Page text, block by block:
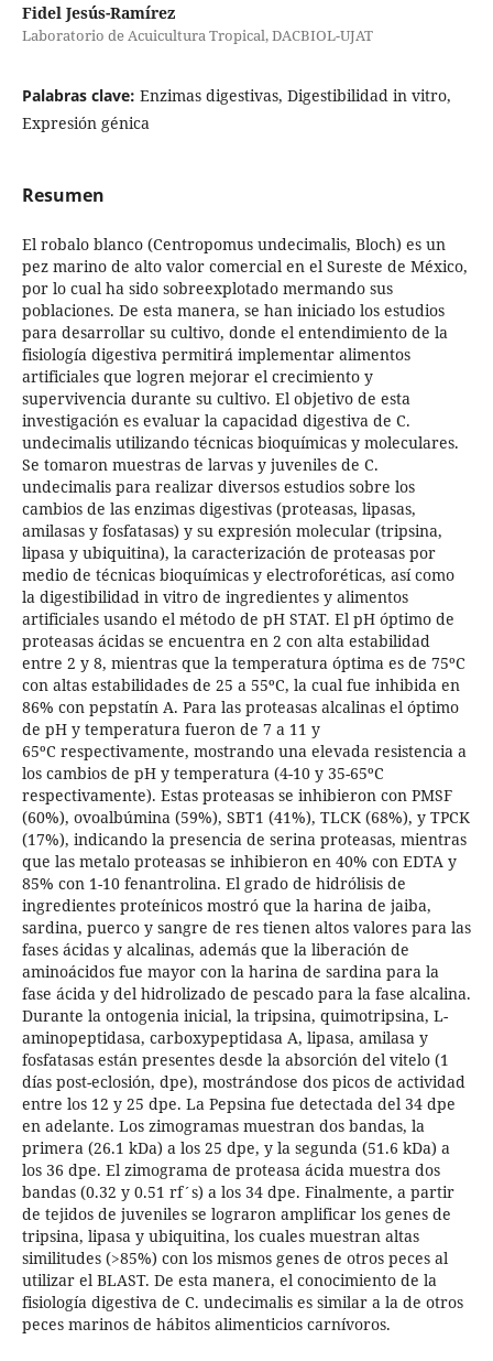
Fidel Jesús-Ramírez
Laboratorio de Acuicultura Tropical, DACBIOL-UJAT
Palabras clave: Enzimas digestivas, Digestibilidad in vitro,
Expresión génica
Resumen
El robalo blanco (Centropomus undecimalis, Bloch) es un
pez marino de alto valor comercial en el Sureste de México,
por lo cual ha sido sobreexplotado mermando sus
poblaciones. De esta manera, se han iniciado los estudios
para desarrollar su cultivo, donde el entendimiento de la
fisiología digestiva permitirá implementar alimentos
artificiales que logren mejorar el crecimiento y
supervivencia durante su cultivo. El objetivo de esta
investigación es evaluar la capacidad digestiva de C.
undecimalis utilizando técnicas bioquímicas y moleculares.
Se tomaron muestras de larvas y juveniles de C.
undecimalis para realizar diversos estudios sobre los
cambios de las enzimas digestivas (proteasas, lipasas,
amilasas y fosfatasas) y su expresión molecular (tripsina,
lipasa y ubiquitina), la caracterización de proteasas por
medio de técnicas bioquímicas y electroforéticas, así como
la digestibilidad in vitro de ingredientes y alimentos
artificiales usando el método de pH STAT. El pH óptimo de
proteasas ácidas se encuentra en 2 con alta estabilidad
entre 2 y 8, mientras que la temperatura óptima es de 75ºC
con altas estabilidades de 25 a 55ºC, la cual fue inhibida en
86% con pepstatín A. Para las proteasas alcalinas el óptimo
de pH y temperatura fueron de 7 a 11 y
65ºC respectivamente, mostrando una elevada resistencia a
los cambios de pH y temperatura (4-10 y 35-65ºC
respectivamente). Estas proteasas se inhibieron con PMSF
(60%), ovoalbúmina (59%), SBT1 (41%), TLCK (68%), y TPCK
(17%), indicando la presencia de serina proteasas, mientras
que las metalo proteasas se inhibieron en 40% con EDTA y
85% con 1-10 fenantrolina. El grado de hidrólisis de
ingredientes proteínicos mostró que la harina de jaiba,
sardina, puerco y sangre de res tienen altos valores para las
fases ácidas y alcalinas, además que la liberación de
aminoácidos fue mayor con la harina de sardina para la
fase ácida y del hidrolizado de pescado para la fase alcalina.
Durante la ontogenia inicial, la tripsina, quimotripsina, L-
aminopeptidasa, carboxypeptidasa A, lipasa, amilasa y
fosfatasas están presentes desde la absorción del vitelo (1
días post-eclosión, dpe), mostrándose dos picos de actividad
entre los 12 y 25 dpe. La Pepsina fue detectada del 34 dpe
en adelante. Los zimogramas muestran dos bandas, la
primera (26.1 kDa) a los 25 dpe, y la segunda (51.6 kDa) a
los 36 dpe. El zimograma de proteasa ácida muestra dos
bandas (0.32 y 0.51 rf´s) a los 34 dpe. Finalmente, a partir
de tejidos de juveniles se lograron amplificar los genes de
tripsina, lipasa y ubiquitina, los cuales muestran altas
similitudes (>85%) con los mismos genes de otros peces al
utilizar el BLAST. De esta manera, el conocimiento de la
fisiología digestiva de C. undecimalis es similar a la de otros
peces marinos de hábitos alimenticios carnívoros.